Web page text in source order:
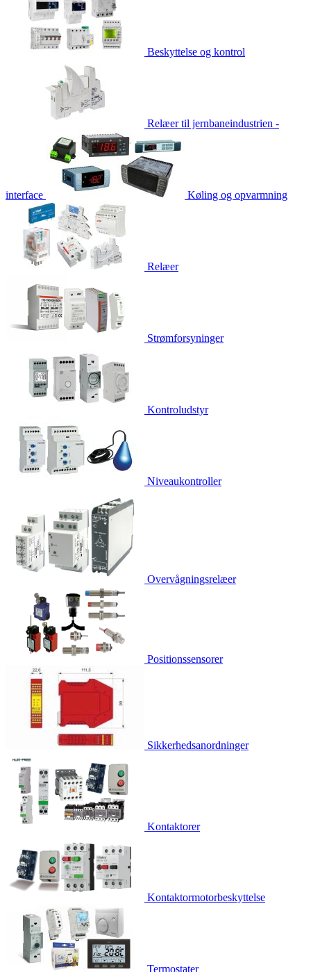
Beskyttelse og kontrol
Relæer til jernbaneindustrien -
interface Køling og opvarmning
Relæer
Strømforsyninger
Kontroludstyr
Niveaukontroller
Overvågningsrelæer
Positionssensorer
Sikkerhedsanordninger
Kontaktorer
Kontaktormotorbeskyttelse
Termostater